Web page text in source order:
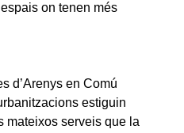
on tenen més
d’Arenys en Comú
estiguin
mateixos serveis que la